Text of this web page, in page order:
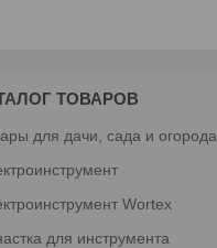
ТОВАРОВ
для дачи, сада и огорода
Wortex
для инструмента